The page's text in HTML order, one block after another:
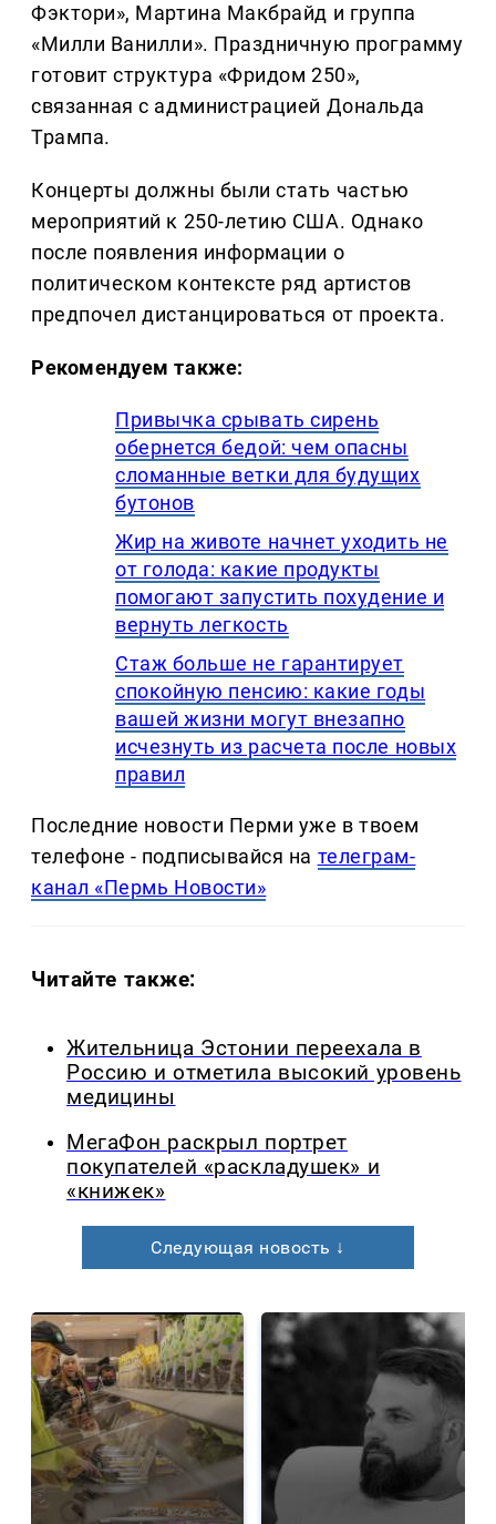
Фэктори», Мартина Макбрайд и группа
«Милли Ванилли». Праздничную программу
готовит структура «Фридом 250»,
связанная с администрацией Дональда
Трампа.
Концерты должны были стать частью
мероприятий к 250-летию США. Однако
после появления информации о
политическом контексте ряд артистов
предпочел дистанцироваться от проекта.
Рекомендуем также:
Привычка срывать сирень
обернется бедой: чем опасны
сломанные ветки для будущих
бутонов
Жир на животе начнет уходить не
от голода: какие продукты
помогают запустить похудение и
вернуть легкость
Стаж больше не гарантирует
спокойную пенсию: какие годы
вашей жизни могут внезапно
исчезнуть из расчета после новых
правил
Последние новости Перми уже в твоем
телефоне - подписывайся на телеграм-
канал «Пермь Новости»
Читайте также:
Жительница Эстонии переехала в
Россию и отметила высокий уровень
медицины
МегаФон раскрыл портрет
покупателей «раскладушек» и
«книжек»
Следующая новость ↓